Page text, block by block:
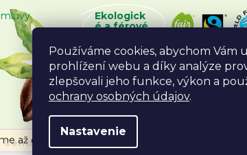
Používáme cookies, abychom Vám
prohlížení webu a díky analýze
zlepšovali jeho funkce, výkon a
ochrany osobných údajov.
Nastavenie
až od 10.8.2026.
Ekologick
é a férové
. Všetky práva vyhradené.